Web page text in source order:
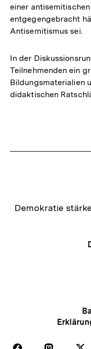
einer
entgegengebracht
Antisemitismus sei.
In der
Teilnehmenden ein
Bildungsmaterialien
didaktischen
Zur
Demokratie